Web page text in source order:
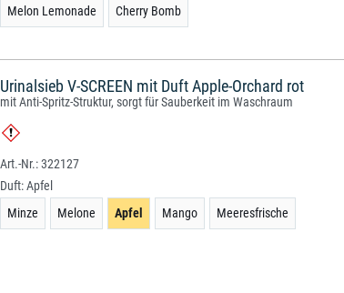
Melon Lemonade Cherry Bomb
Urinalsieb V-SCREEN mit Duft Apple-Orchard rot
mit Anti-Spritz-Struktur, sorgt für Sauberkeit im Waschraum
322127
Duft:Apfel
Minze
Melone Apfel Mango Meeresfrische